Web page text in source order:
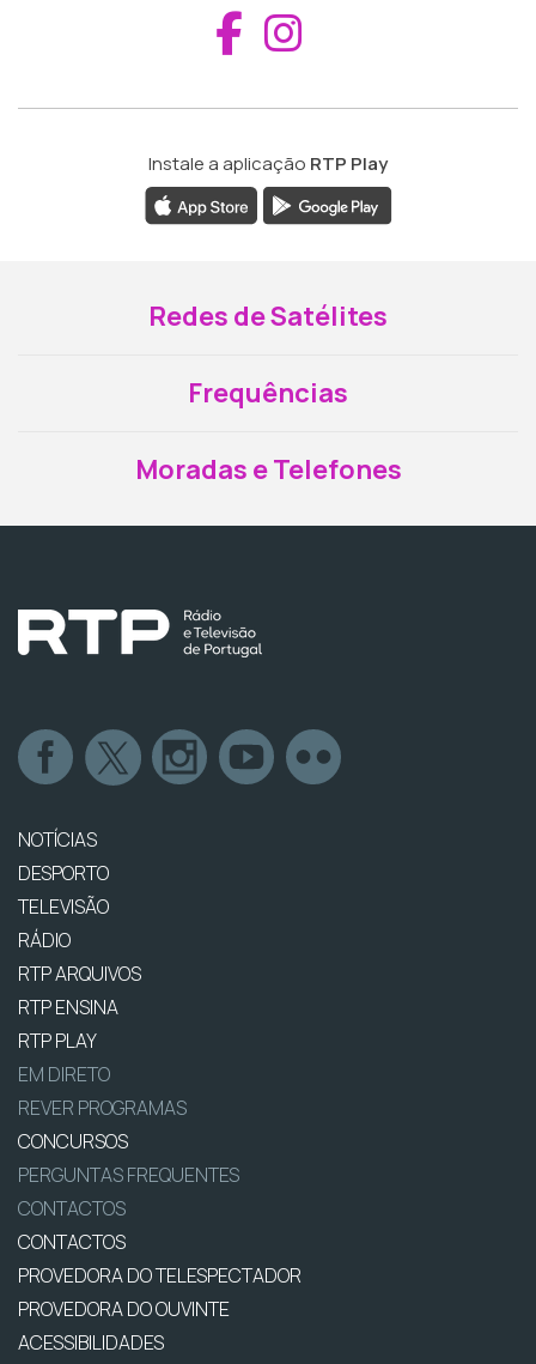
Aceder ao
Instale a aplicação RTP Play
Redes de Satélites
Frequências
Moradas e Telefones
NOTÍCIAS
DESPORTO
TELEVISÃO
RÁDIO
RTP ARQUIVOS
RTP ENSINA
RTP PLAY
EM DIRETO
REVER PROGRAMAS
CONCURSOS
PERGUNTAS FREQUENTES
CONTACTOS
CONTACTOS
PROVEDORA DO TELESPECTADOR
PROVEDORA DO OUVINTE
ACESSIBILIDADES